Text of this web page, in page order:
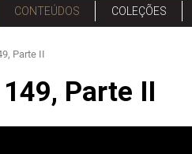
CONTEÚDOS COLEÇÕES
Parte II
Parte II